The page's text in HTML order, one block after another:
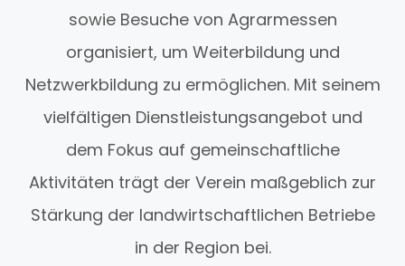
sowie Besuche von Agrarmessen
organisiert, um Weiterbildung und
Netzwerkbildung zu ermöglichen. Mit seinem
vielfältigen Dienstleistungsangebot und
dem Fokus auf gemeinschaftliche
Aktivitäten trägt der Verein maßgeblich zur
Stärkung der landwirtschaftlichen Betriebe
in der Region bei.